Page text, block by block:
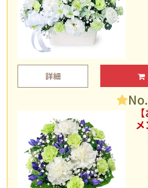
詳細
メ